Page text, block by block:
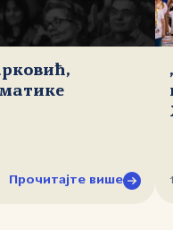
Прочитајте више